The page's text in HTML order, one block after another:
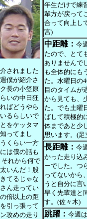
されました
僕が紹介さ
長の小笠原
いの中日狂
ばどうやら
るらしいで
をケッタマ
ってまし
くらい一方
は僕の話も
それから何で
いんだ！股
てるじゃな
ん走ってい
倍以上の距
引っ張って
攻めの走り
年生だけで練
輩方が戻って
合って向上し
宮)
中距離： 今
たので、とて
ありませんで
も全体的にも
た。水曜日の
目のタイムが
から見ても、
た。でも土曜
ばして積極的
体まであと少
思います。(足
長距離： 今
かった走り込
ーでした。つ
ってないから
うと自分に言
早く先輩達と
す。(佐々木)
跳躍： 今週